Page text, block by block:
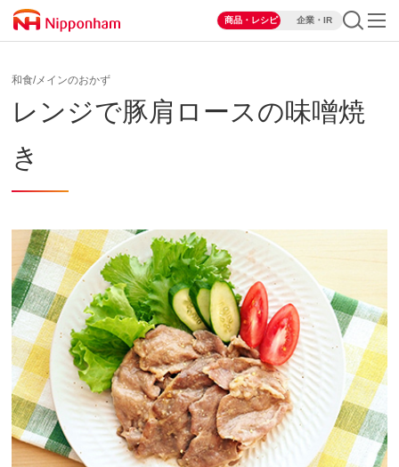
商品・レシピ 企業・IR
和食/メインのおかず
レンジで豚肩ロースの味噌焼
き